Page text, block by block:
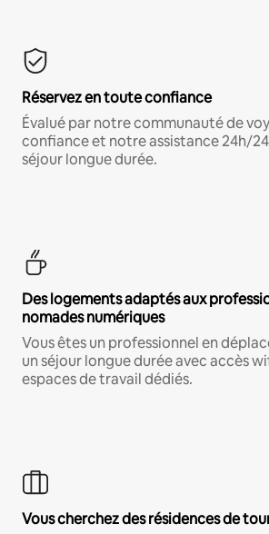
Réservez en toute confiance
Évalué par notre communauté de
confiance et notre assistance 24h/
séjour longue durée.
Des logements adaptés aux
nomades numériques
Vous êtes un professionnel en
un séjour longue durée avec accès
espaces de travail dédiés.
Vous cherchez des résidences de